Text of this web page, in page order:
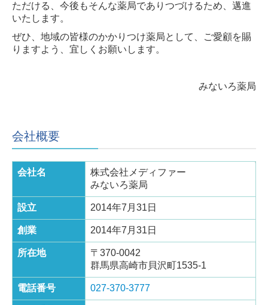
ただける、今後もそんな薬局でありつづけるため、邁進
いたします。
ぜひ、地域の皆様のかかりつけ薬局として、ご愛顧を賜
りますよう、宜しくお願いします。
みないろ薬局
会社概要
会社名
株式会社メディファー
みないろ薬局
設立 2014年7月31日
創業 2014年7月31日
所在地
〒370-0042
群馬県高崎市貝沢町1535-1
電話番号 027-370-3777